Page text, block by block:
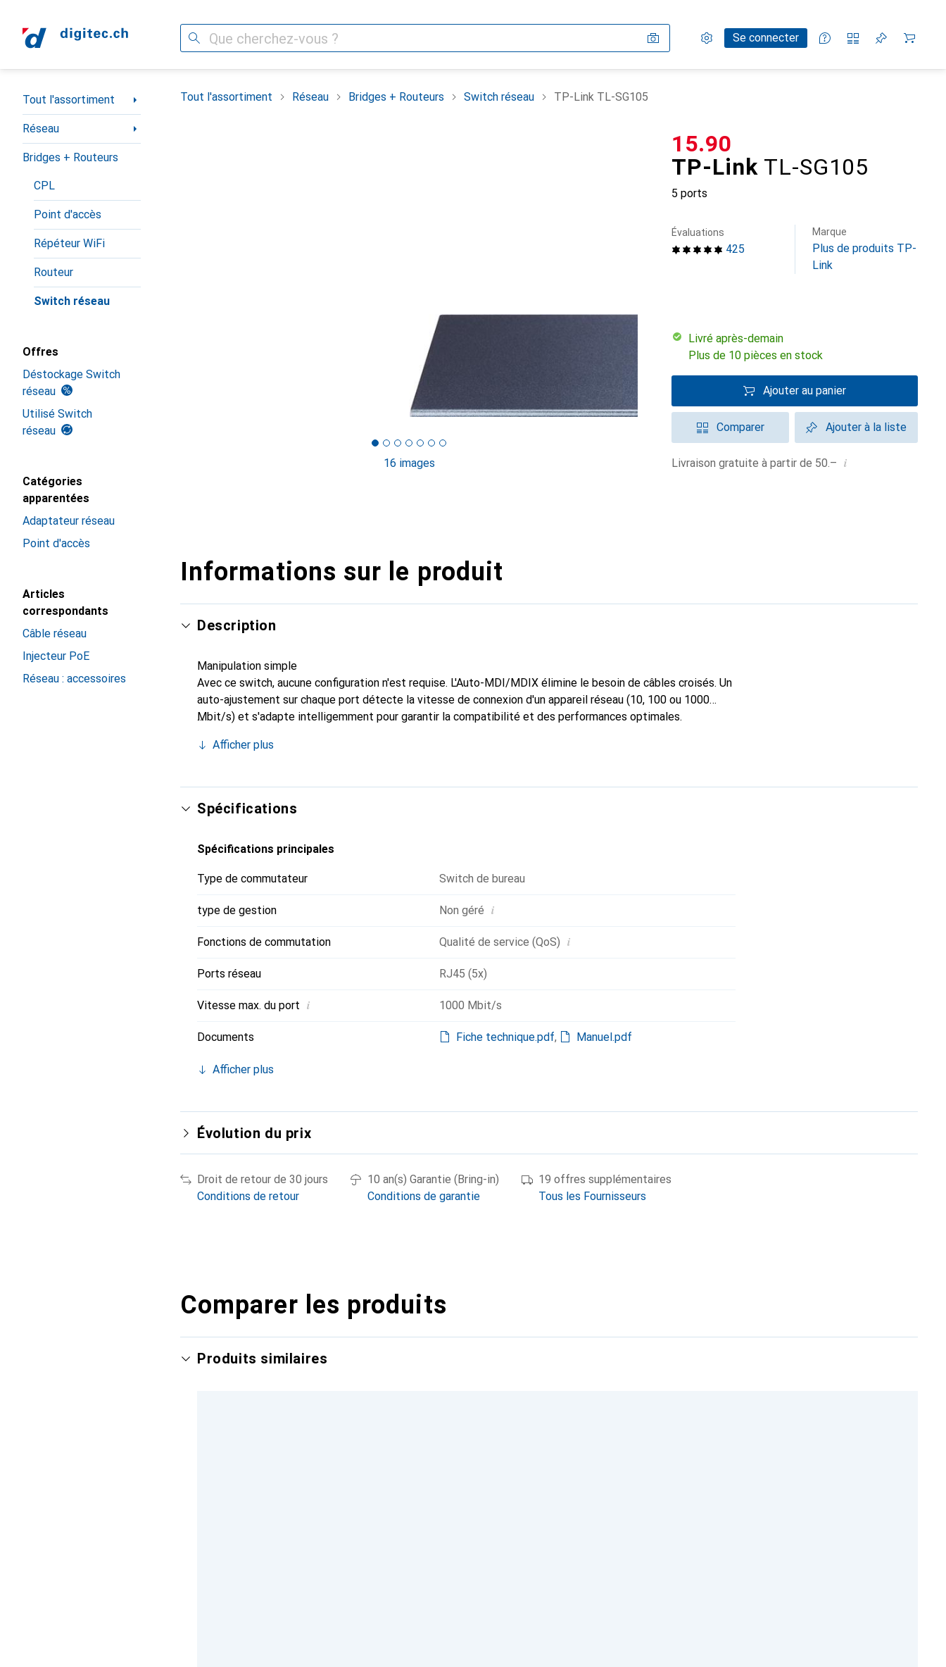
Recherche Paramètres
Compte clientSe connecter
Listes de comparaison
Listes d'envies
Panier
Navigation par catégorie
Tout l'assortiment
Réseau
Bridges + Routeurs
CPL
Point d'accès
Répéteur WiFi
Routeur
Switch réseau
Offres
Déstockage Switch
réseau
Utilisé Switch
réseau
Catégories
apparentées
Adaptateur réseau
Point d'accès
Articles
correspondants
Câble réseau
Injecteur PoE
Réseau : accessoires
Tout l'assortiment Réseau Bridges + Routeurs Switch réseau TP-Link TL-SG105
16 images
TP-Link TL-SG105
5 ports
CHF
15.90
425
Évaluations Marque
Plus de produits TP-
Link
Livré après-demain
Plus de 10 pièces en stock
Ajouter au panier
Comparer Ajouter à la liste
Livraison gratuite à partir de 50.– i
Informations sur le produit
Description
Manipulation simple
Avec ce switch, aucune configuration n'est requise. L'Auto-MDI/MDIX élimine le besoin de câbles croisés. Un
auto-ajustement sur chaque port détecte la vitesse de connexion d'un appareil réseau (10, 100 ou 1000
Mbit/s) et s'adapte intelligemment pour garantir la compatibilité et des performances optimales.
Afficher plus
Spécifications
Spécifications principales
Type de commutateur Switch de bureau
type de gestion Non géré i
Fonctions de commutation Qualité de service (QoS) i
Ports réseau RJ45 (5x)
Vitesse max. du port i 1000 Mbit/s
Documents Fiche technique.pdf, Manuel.pdf
Afficher plus
Évolution du prix
Droit de retour de 30 jours
Conditions de retour
10 an(s) Garantie (Bring-in)
Conditions de garantie
19 offres supplémentaires
Tous les Fournisseurs
Comparer les produits
Produits similaires